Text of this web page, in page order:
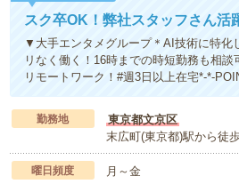
スク卒OK！弊社スタッフさん活
▼大手エンタメグループ＊AI技術に特化
リなく働く！16時までの時短勤務も相
リモートワーク！#週3日以上在宅*-*-
勤務地
東京都文京区
末広町(東京都)駅から徒
曜日頻度 月～金